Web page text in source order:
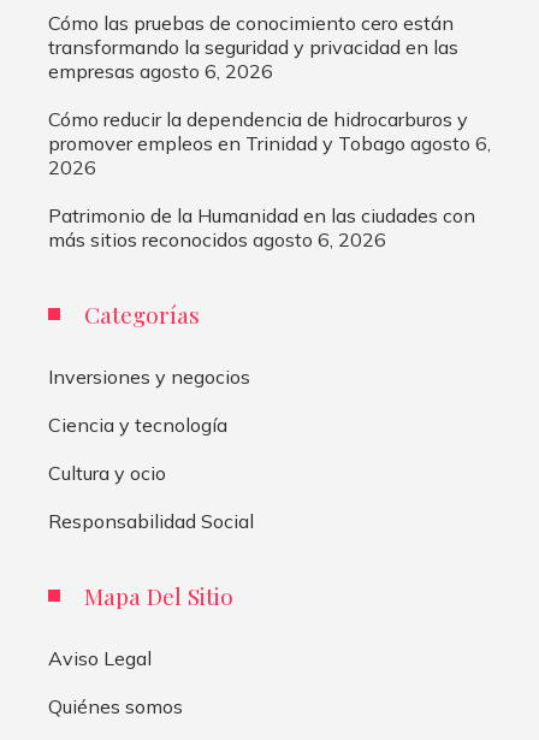
Cómo las pruebas de conocimiento cero están
transformando la seguridad y privacidad en las
empresas agosto 6, 2026
Cómo reducir la dependencia de hidrocarburos y
promover empleos en Trinidad y Tobago agosto 6,
2026
Patrimonio de la Humanidad en las ciudades con
más sitios reconocidos agosto 6, 2026
Categorías
Inversiones y negocios
Ciencia y tecnología
Cultura y ocio
Responsabilidad Social
Mapa Del Sitio
Aviso Legal
Quiénes somos